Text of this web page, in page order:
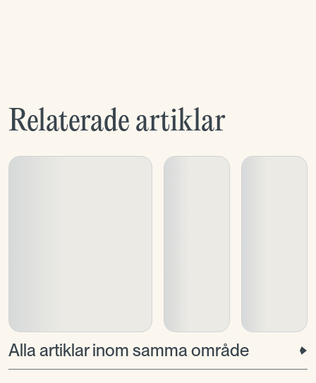
Relaterade artiklar
Alla artiklar inom samma område